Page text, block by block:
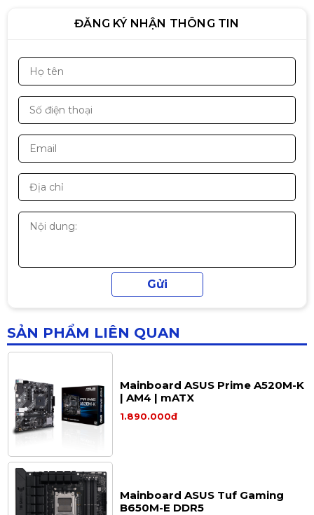
Về kết nối, mainboard cung cấp4 cổng SATA3
và VGA, cùngLAN Gigabit Realtekvà âm thanh
7.1 HD Audio
cho hệ thống PC phổ thông và gaming tầm
trung.
ĐĂNG KÝ NHẬN THÔNG TIN
SẢN PHẨM LIÊN QUAN
Mainboard ASROCK B550M Pro4
Mainboard ASRock A520M/AC
DDR4 WIFI
Mainboard MSI A520M-A PRO |
AM4 | mATX
1.890.000đ
Mainboard ASUS Prime A520M-K
| AM4 | mATX
1.890.000đ
Mainboard ASUS Tuf Gaming
B650M-E DDR5